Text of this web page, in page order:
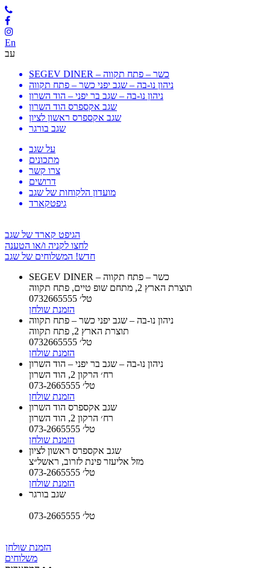
En
עב
SEGEV DINER – כשר – פתח תקווה
ניהון נו-בה – שגב יפני כשר – פתח תקווה
ניהון נו-בה – שגב בר יפני – הוד השרון
שגב אקספרס הוד השרון
שגב אקספרס ראשון לציון
שגב בורגר
על שגב
מתכונים
צרו קשר
דרושים
מועדון הלקוחות של שגב
גיפטקארד
הגיפט קארד של שגב
לחצו לקניה ו/או הטענה
חדש! המשלוחים של שגב
SEGEV DINER – כשר – פתח תקווה
תוצרת הארץ 2, מתחם שופ טיים, פתח תקווה
טל׳ 0732665555
הזמנת שולחן
ניהון נו-בה – שגב יפני כשר – פתח תקווה
תוצרת הארץ 2, פתח תקווה
טל׳ 0732665555
הזמנת שולחן
ניהון נו-בה – שגב בר יפני – הוד השרון
רח׳ הרקון 2, הוד השרון
טל׳ 073-2665555
הזמנת שולחן
שגב אקספרס הוד השרון
רח׳ הרקון 2, הוד השרון
טל׳ 073-2665555
הזמנת שולחן
שגב אקספרס ראשון לציון
מזל אליעזר פינת לזרוב, ראשל״צ
טל׳ 073-2665555
הזמנת שולחן
שגב בורגר
טל׳ 073-2665555
הזמנת שולחן
משלוחים